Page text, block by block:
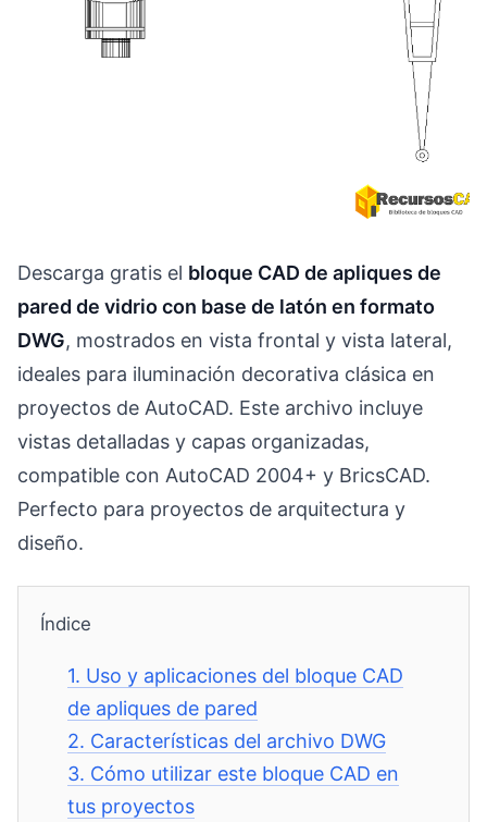
Descarga gratis el bloque CAD de apliques de
pared de vidrio con base de latón en formato
DWG, mostrados en vista frontal y vista lateral,
ideales para iluminación decorativa clásica en
proyectos de AutoCAD. Este archivo incluye
vistas detalladas y capas organizadas,
compatible con AutoCAD 2004+ y BricsCAD.
Perfecto para proyectos de arquitectura y
diseño.
Índice
1. Uso y aplicaciones del bloque CAD
de apliques de pared
2. Características del archivo DWG
3. Cómo utilizar este bloque CAD en
tus proyectos